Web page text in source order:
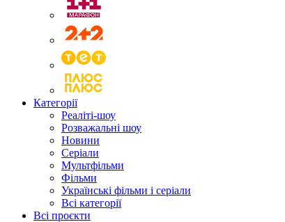
Категорії
Реаліті-шоу
Розважальні шоу
Новини
Серіали
Мультфільми
Фільми
Українські фільми і серіали
Всі категорії
Всі проєкти